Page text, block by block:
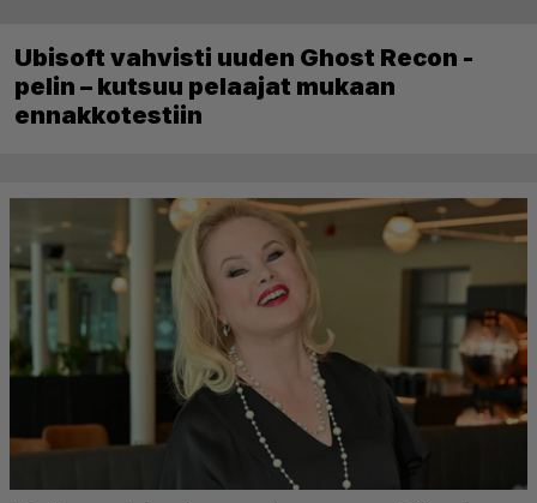
Ubisoft vahvisti uuden Ghost Recon -
pelin – kutsuu pelaajat mukaan
ennakkotestiin